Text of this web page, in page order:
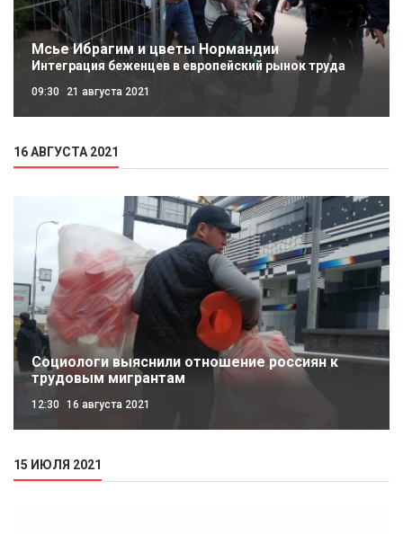
Мсье Ибрагим и цветы Нормандии
Интеграция беженцев в европейский рынок труда
09:30 21 августа 2021
16 АВГУСТА 2021
Социологи выяснили отношение россиян к
трудовым мигрантам
12:30 16 августа 2021
15 ИЮЛЯ 2021